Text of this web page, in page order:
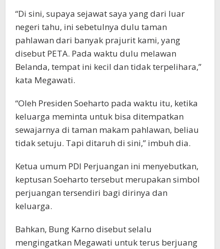
“Di sini, supaya sejawat saya yang dari luar
negeri tahu, ini sebetulnya dulu taman
pahlawan dari banyak prajurit kami, yang
disebut PETA. Pada waktu dulu melawan
Belanda, tempat ini kecil dan tidak terpelihara,”
kata Megawati.
“Oleh Presiden Soeharto pada waktu itu, ketika
keluarga meminta untuk bisa ditempatkan
sewajarnya di taman makam pahlawan, beliau
tidak setuju. Tapi ditaruh di sini,” imbuh dia.
Ketua umum PDI Perjuangan ini menyebutkan,
keptusan Soeharto tersebut merupakan simbol
perjuangan tersendiri bagi dirinya dan
keluarga.
Bahkan, Bung Karno disebut selalu
mengingatkan Megawati untuk terus berjuang